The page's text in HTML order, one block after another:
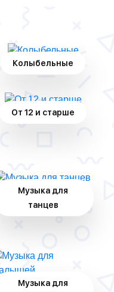
Колыбельные
От 12 и старше
Музыка для
танцев
Музыка для